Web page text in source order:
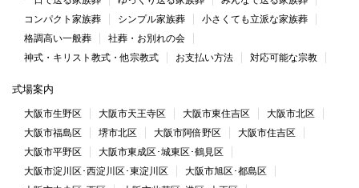
コンパクト家族葬
シンプル家族葬
小さくても立派な家族葬
格調高い一般葬
社葬・お別れの会
神式・キリスト教式・他宗教式
お支払い方法 対応可能な宗教
式場案内
大阪市生野区 大阪市天王寺区 大阪市東住吉区
大阪市北区
大阪市福島区
堺市北区 大阪市阿倍野区
大阪市住吉区
大阪市平野区
大阪市東成区･城東区･鶴見区
大阪市淀川区･西淀川区･東淀川区
大阪市旭区･都島区